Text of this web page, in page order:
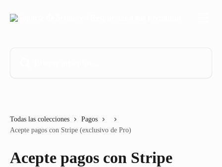
Todas las colecciones
Pagos
Acepte pagos con Stripe (exclusivo de Pro)
Acepte pagos con Stripe